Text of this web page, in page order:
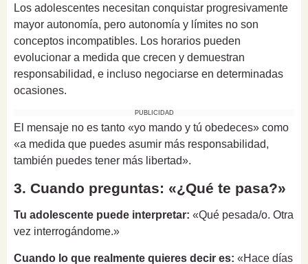
Los adolescentes necesitan conquistar progresivamente
mayor autonomía, pero autonomía y límites no son
conceptos incompatibles. Los horarios pueden
evolucionar a medida que crecen y demuestran
responsabilidad, e incluso negociarse en determinadas
ocasiones.
PUBLICIDAD
El mensaje no es tanto «yo mando y tú obedeces» como
«a medida que puedes asumir más responsabilidad,
también puedes tener más libertad».
3. Cuando preguntas: «¿Qué te pasa?»
Tu adolescente puede interpretar: «Qué pesada/o. Otra
vez interrogándome.»
Cuando lo que realmente quieres decir es: «Hace días